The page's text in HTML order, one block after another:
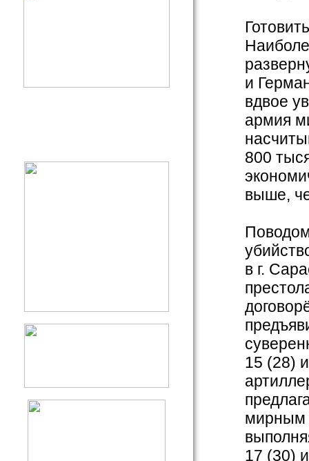
и
вдвое
армия
800
выше,
в г.
15 (28)
мирным
17 (30)